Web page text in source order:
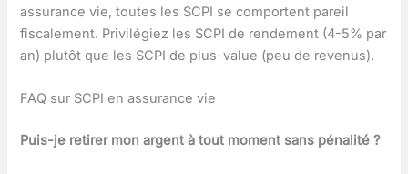
assurance vie, toutes les SCPI se comportent pareil
fiscalement. Privilégiez les SCPI de rendement (4-5% par
an) plutôt que les SCPI de plus-value (peu de revenus).
FAQ sur SCPI en assurance vie
Puis-je retirer mon argent à tout moment sans pénalité ?